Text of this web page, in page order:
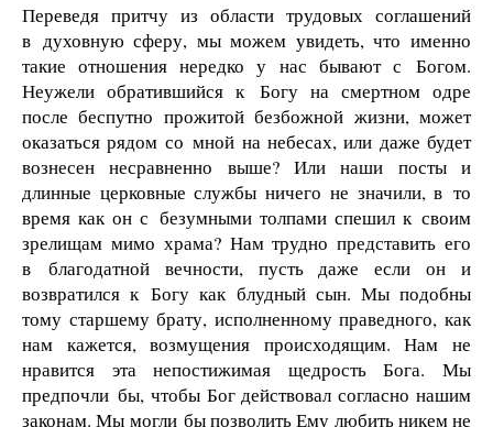
Переведя притчу из области трудовых соглашений
в духовную сферу, мы можем увидеть, что именно
такие отношения нередко у нас бывают с Богом.
Неужели обратившийся к Богу на смертном одре
после беспутно прожитой безбожной жизни, может
оказаться рядом со мной на небесах, или даже будет
вознесен несравненно выше? Или наши посты и
длинные церковные службы ничего не значили, в то
время как он с безумными толпами спешил к своим
зрелищам мимо храма? Нам трудно представить его
в благодатной вечности, пусть даже если он и
возвратился к Богу как блудный сын. Мы подобны
тому старшему брату, исполненному праведного, как
нам кажется, возмущения происходящим. Нам не
нравится эта непостижимая щедрость Бога. Мы
предпочли бы, чтобы Бог действовал согласно нашим
законам. Мы могли бы позволить Ему любить никем не